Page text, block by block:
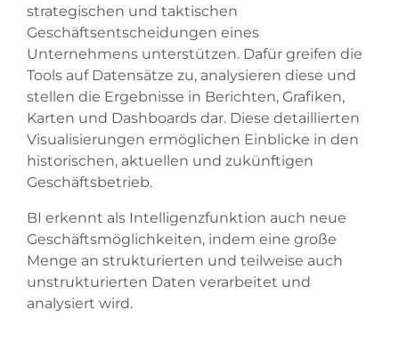
strategischen und taktischen
Geschäftsentscheidungen eines
Unternehmens unterstützen. Dafür greifen die
Tools auf Datensätze zu, analysieren diese und
stellen die Ergebnisse in Berichten, Grafiken,
Karten und Dashboards dar. Diese detaillierten
Visualisierungen ermöglichen Einblicke in den
historischen, aktuellen und zukünftigen
Geschäftsbetrieb.
BI erkennt als Intelligenzfunktion auch neue
Geschäftsmöglichkeiten, indem eine große
Menge an strukturierten und teilweise auch
unstrukturierten Daten verarbeitet und
analysiert wird.